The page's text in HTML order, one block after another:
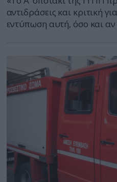
αντιδράσεις και κριτική
εντύπωση αυτή, όσο και αν
στο προφίλ του στο
Χαρδαλιάς μετά την
Προστασίας να αποσύρει
Χρήστο Λούλη […]